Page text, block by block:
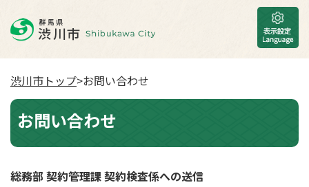
渋川市トップ>お問い合わせ
お問い合わせ
総務部 契約管理課 契約検査係への送信